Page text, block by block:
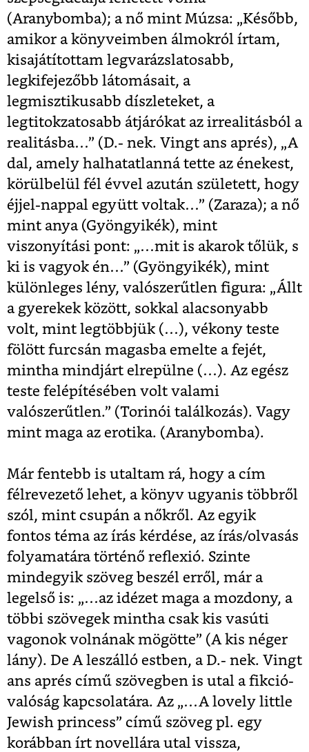
(Aranybomba); a nő mint Múzsa: „Később,
amikor a könyveimben álmokról írtam,
kisajátítottam legvarázslatosabb,
legkifejezőbb látomásait, a
legmisztikusabb díszleteket, a
legtitokzatosabb átjárókat az irrealitásból a
realitásba…” (D.- nek. Vingt ans aprés), „A
dal, amely halhatatlanná tette az énekest,
körülbelül fél évvel azután született, hogy
éjjel-nappal együtt voltak…” (Zaraza); a nő
mint anya (Gyöngyikék), mint
viszonyítási pont: „…mit is akarok tőlük, s
ki is vagyok én…” (Gyöngyikék), mint
különleges lény, valószerűtlen figura: „Állt
a gyerekek között, sokkal alacsonyabb
volt, mint legtöbbjük (…), vékony teste
fölött furcsán magasba emelte a fejét,
mintha mindjárt elrepülne (…). Az egész
teste felépítésében volt valami
valószerűtlen.” (Torinói találkozás). Vagy
mint maga az erotika. (Aranybomba).
Már fentebb is utaltam rá, hogy a cím
félrevezető lehet, a könyv ugyanis többről
szól, mint csupán a nőkről. Az egyik
fontos téma az írás kérdése, az írás/olvasás
folyamatára történő reflexió. Szinte
mindegyik szöveg beszél erről, már a
legelső is: „…az idézet maga a mozdony, a
többi szövegek mintha csak kis vasúti
vagonok volnának mögötte” (A kis néger
lány). De A leszálló estben, a D.- nek. Vingt
ans aprés című szövegben is utal a fikció-
valóság kapcsolatára. Az „…A lovely little
Jewish princess” című szöveg pl. egy
korábban írt novellára utal vissza,